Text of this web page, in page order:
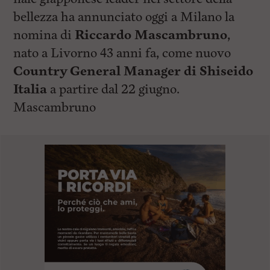
bellezza ha annunciato oggi a Milano la
nomina di Riccardo Mascambruno,
nato a Livorno 43 anni fa, come nuovo
Country General Manager di Shiseido
Italia a partire dal 22 giugno.
Mascambruno